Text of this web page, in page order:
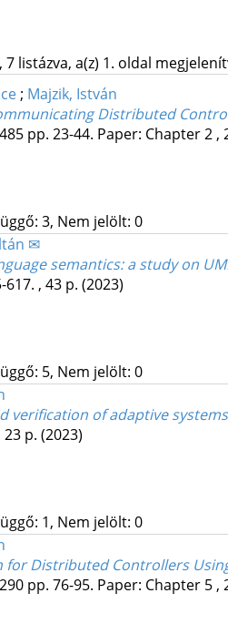
listázva, a(z) 1. oldal
; Majzik, István
Distributed
pp. 23-44. Paper: Chapter 2 ,
3, Nem jelölt: 0
✉
semantics: a study on
617. , 43 p. (2023)
5, Nem jelölt: 0
verification of adaptive systems
23 p. (2023)
1, Nem jelölt: 0
Distributed Controllers
pp. 76-95. Paper: Chapter 5 ,